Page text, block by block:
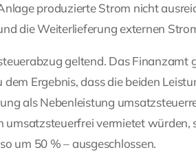
produzierte Strom nicht
die Weiterlieferung externen
geltend. Das Finanzamt
Ergebnis, dass die beiden
als Nebenleistung
vermietet würden,
um 50 % – ausgeschlossen.